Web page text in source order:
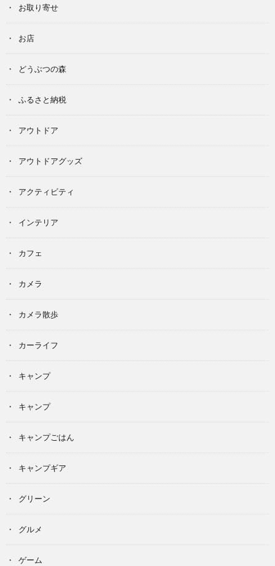
お取り寄せ
お店
どうぶつの森
ふるさと納税
アウトドア
アウトドアグッズ
アクティビティ
インテリア
カフェ
カメラ
カメラ散歩
カーライフ
キャンプ
キャンプ
キャンプごはん
キャンプギア
グリーン
グルメ
ゲーム